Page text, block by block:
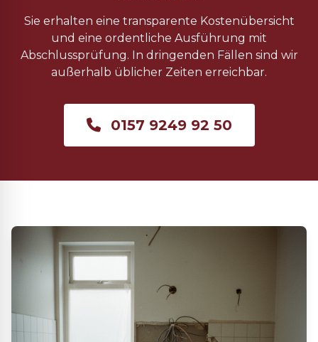
Sie erhalten eine transparente Kostenübersicht
und eine ordentliche Ausführung mit
Abschlussprüfung. In dringenden Fällen sind wir
außerhalb üblicher Zeiten erreichbar.
0157 9249 92 50